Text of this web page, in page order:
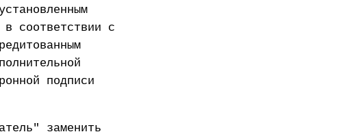
в соответствии с
подписи
заменить